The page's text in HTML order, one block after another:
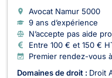
Avocat Namur 5000
9 ans d’expérience
N’accepte pas aide
Entre 100 € et 150 €
Premier rendez-vous
Domaines de droit : Droit